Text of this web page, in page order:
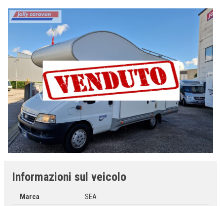
Informazioni sul veicolo
Marca
SEA